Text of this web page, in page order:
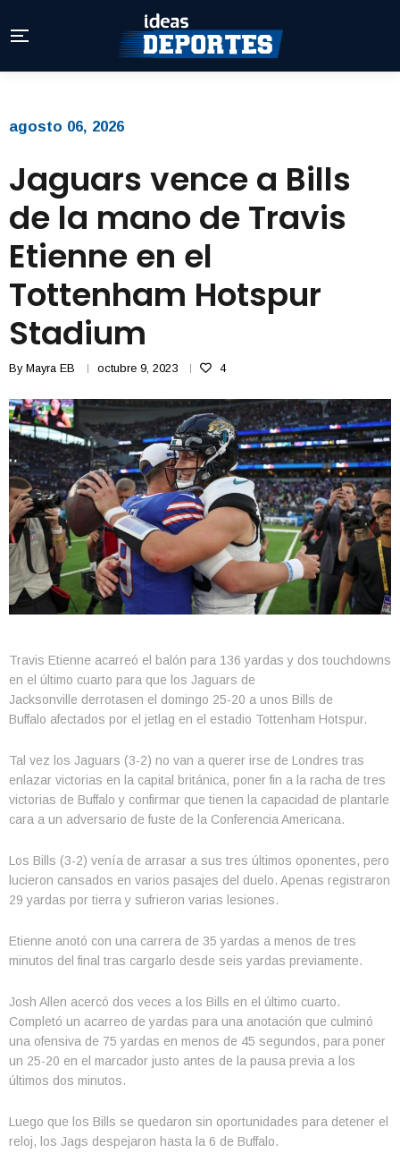
agosto 06, 2026
Jaguars vence a Bills
de la mano de Travis
Etienne en el
Tottenham Hotspur
Stadium
By Mayra EB octubre 9, 2023 4
Travis Etienne acarreó el balón para 136 yardas y dos touchdowns
en el último cuarto para que los Jaguars de
Jacksonville derrotasen el domingo 25-20 a unos Bills de
Buffalo afectados por el jetlag en el estadio Tottenham Hotspur.
Tal vez los Jaguars (3-2) no van a querer irse de Londres tras
enlazar victorias en la capital británica, poner fin a la racha de tres
victorias de Buffalo y confirmar que tienen la capacidad de plantarle
cara a un adversario de fuste de la Conferencia Americana.
Los Bills (3-2) venía de arrasar a sus tres últimos oponentes, pero
lucieron cansados en varios pasajes del duelo. Apenas registraron
29 yardas por tierra y sufrieron varias lesiones.
Etienne anotó con una carrera de 35 yardas a menos de tres
minutos del final tras cargarlo desde seis yardas previamente.
Josh Allen acercó dos veces a los Bills en el último cuarto.
Completó un acarreo de yardas para una anotación que culminó
una ofensiva de 75 yardas en menos de 45 segundos, para poner
un 25-20 en el marcador justo antes de la pausa previa a los
últimos dos minutos.
Luego que los Bills se quedaron sin oportunidades para detener el
reloj, los Jags despejaron hasta la 6 de Buffalo.